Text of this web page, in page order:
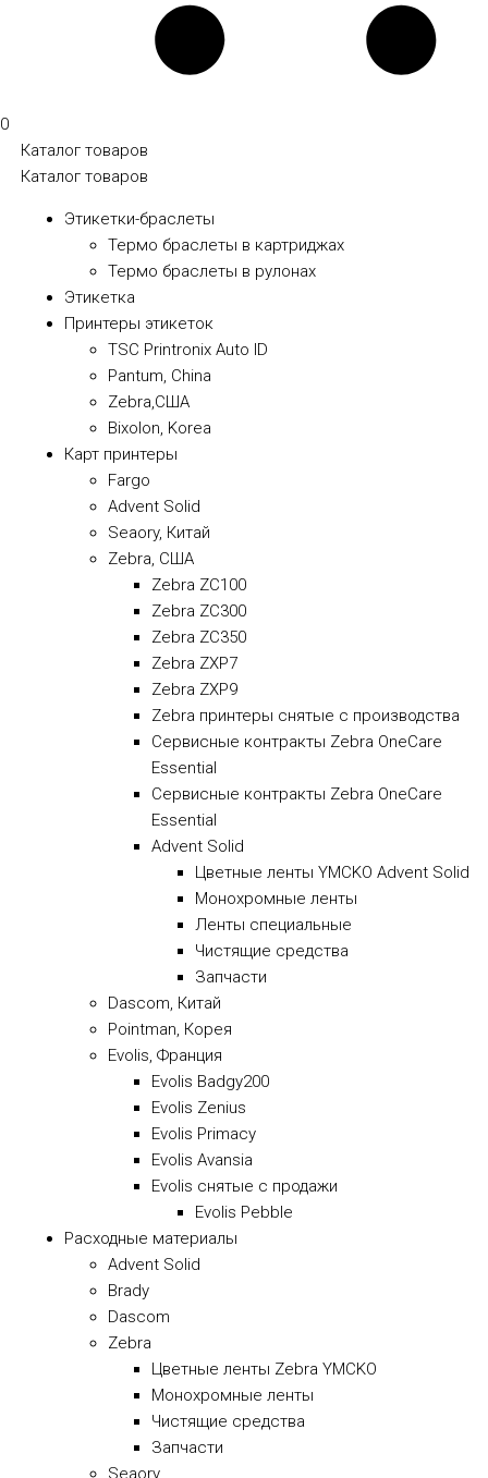
0
Каталог товаров
Каталог товаров
Этикетки-браслеты
Термо браслеты в картриджах
Термо браслеты в рулонах
Этикетка
Принтеры этикеток
TSC Printronix Auto ID
Pantum, China
Zebra,США
Bixolon, Korea
Карт принтеры
Fargo
Advent Solid
Seaory, Китай
Zebra, США
Zebra ZC100
Zebra ZC300
Zebra ZC350
Zebra ZXP7
Zebra ZXP9
Zebra принтеры снятые с производства
Сервисные контракты Zebra OneCare
Essential
Сервисные контракты Zebra OneCare
Essential
Advent Solid
Цветные ленты YMCKO Advent Solid
Монохромные ленты
Ленты специальные
Чистящие средства
Запчасти
Dascom, Китай
Pointman, Корея
Evolis, Франция
Evolis Badgy200
Evolis Zenius
Evolis Primacy
Evolis Avansia
Evolis снятые с продажи
Evolis Pebble
Расходные материалы
Advent Solid
Brady
Dascom
Zebra
Цветные ленты Zebra YMCKO
Монохромные ленты
Чистящие средства
Запчасти
Seaory